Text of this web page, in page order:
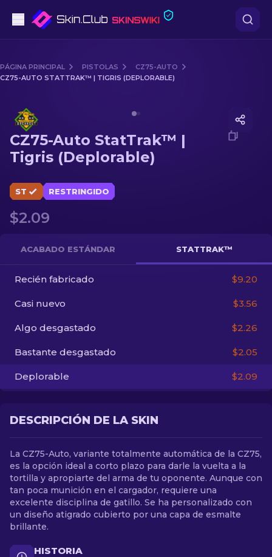
Gama media
Fusiles de Francotirador
Guantes
ES
PÁGINA PRINCIPAL PISTOLAS
CZ75-AUTO
CZ75-AUTO STATTRAK™ | TIGRIS (DEPLORABLE)
CZ75-Auto StatTrak™ |
Tigris (Deplorable)
ST RESTRINGIDO
$2.09
ACABADO ESTÁNDAR STATTRAK™
Recién fabricado $9.20
Casi nuevo $3.56
Algo desgastado $2.26
Bastante desgastado $2.05
Deplorable $2.09
DESCRIPCIÓN DE LA SKIN
La CZ75-Auto, variante totalmente automática de la CZ75,
es la opción ideal a corto plazo para darle la vuelta a la
tortilla y apropiarte del arma de tu oponente. Aunque con
tan poca munición en el cargador, requiere una
excelente disciplina de gatillo. Se ha personalizado con
un diseño atigrado cubierto por una capa de esmalte
brillante.
HISTORIA